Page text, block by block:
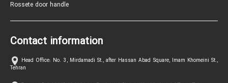
Rossete door handle
Contact information
Head Office: No. 3, Mirdamadi St., after Hassan Abad Square, Imam Khomeini St.,
Tehran